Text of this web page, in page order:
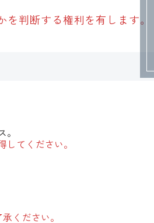
判断する権利を有します。
てください。
ください。